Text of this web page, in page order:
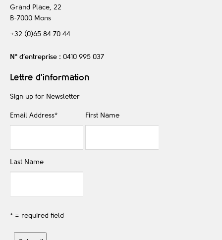
Grand Place, 22
B-7000 Mons
+32 (0)65 84 70 44
N° d’entreprise : 0410 995 037
Lettre d'information
Sign up for Newsletter
Email Address* First Name
Last Name
* = required field